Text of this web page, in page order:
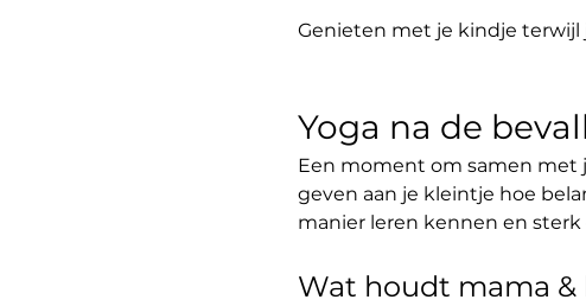
Genieten met je kindje terwijl
Yoga na de
Een moment om samen met
geven aan je kleintje hoe
manier leren kennen en
Wat houdt mama &